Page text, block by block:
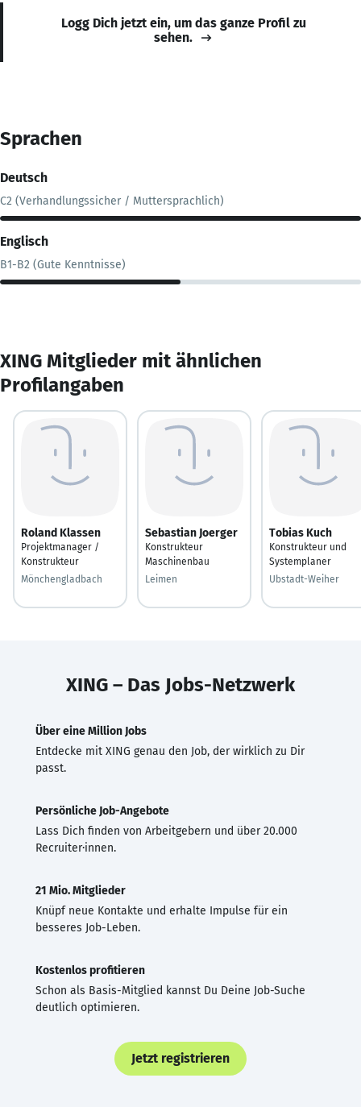
Logg Dich jetzt ein, um das ganze Profil zu
sehen.
Sprachen
Deutsch
C2 (Verhandlungssicher / Muttersprachlich)
Englisch
B1-B2 (Gute Kenntnisse)
XING Mitglieder mit ähnlichen
Profilangaben
Roland Klassen
Projektmanager /
Konstrukteur
Mönchengladbach
Sebastian Joerger
Konstrukteur
Maschinenbau
Leimen
Tobias Kuch
Konstrukteur und
Systemplaner
Ubstadt-Weiher
XING – Das Jobs-Netzwerk
Über eine Million Jobs
Entdecke mit XING genau den Job, der wirklich zu Dir
passt.
Persönliche Job-Angebote
Lass Dich finden von Arbeitgebern und über 20.000
Recruiter·innen.
21 Mio. Mitglieder
Knüpf neue Kontakte und erhalte Impulse für ein
besseres Job-Leben.
Kostenlos profitieren
Schon als Basis-Mitglied kannst Du Deine Job-Suche
deutlich optimieren.
Jetzt registrieren